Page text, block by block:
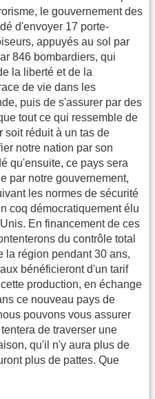
le gouvernement des
d'envoyer 17 porte-
appuyés au sol par
846 bombardiers, qui
la liberté et de la
de vie dans les
puis de s'assurer par des
tout ce qui ressemble de
soit réduit à un tas de
notre nation par son
qu'ensuite, ce pays sera
par notre gouvernement,
les normes de sécurité
coq démocratiquement élu
En financement de ces
du contrôle total
la région pendant 30 ans,
bénéficieront d'un tarif
production, en échange
ce nouveau pays de
pouvons vous assurer
de traverser une
qu'il n'y aura plus de
plus de pattes. Que